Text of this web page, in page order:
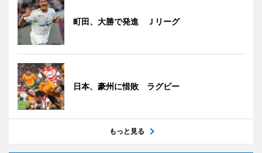
町田、大勝で発進 Ｊリーグ
日本、豪州に惜敗 ラグビー
もっと見る